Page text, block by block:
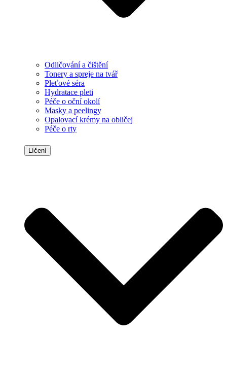
Odličování a čištění
Tonery a spreje na tvář
Pleťové séra
Hydratace pleti
Péče o oční okolí
Masky a peelingy
Opalovací krémy na obličej
Péče o rty
Líčení